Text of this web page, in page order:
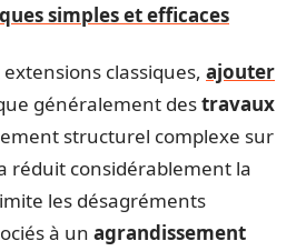
simples et efficaces
classiques, ajouter
généralement destravaux
structurel complexe sur
réduit considérablement la
les désagréments
à un agrandissement